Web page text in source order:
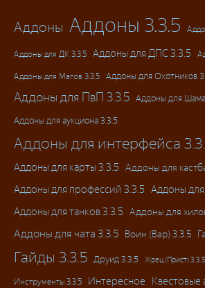
Аддоны Аддоны 3.3.5
Аддоны для ДК 3.3.5 Аддоны для ДПС 3.3.5
Аддоны для Магов 3.3.5 Аддоны для Охотников
Аддоны для ПвП 3.3.5 Аддоны для
Аддоны для аукциона 3.3.5
Аддоны для интерфейса
Аддоны для карты 3.3.5 Аддоны для
Аддоны для профессий 3.3.5 Аддоны
Аддоны для танков 3.3.5 Аддоны для
Аддоны для чата 3.3.5 Воин (Вар) 3.3.5
Гайды 3.3.5 Друид 3.3.5 Жрец (Прист) 3.3.5
Инструменты 3.3.5 Интересное Квестовые